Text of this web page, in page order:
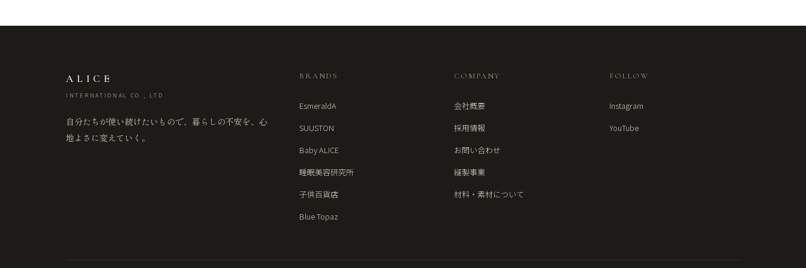
ALICE
INTERNATIONAL CO., LTD
自分たちが使い続けたいもので、暮らしの不安を、心
地よさに変えていく。
BRANDS
EsmeraldA
SUUSTON
Baby ALICE
睡眠美容研究所
子供百貨店
Blue Topaz
COMPANY
会社概要
採用情報
お問い合わせ
縫製事業
材料・素材について
FOLLOW
Instagram
YouTube